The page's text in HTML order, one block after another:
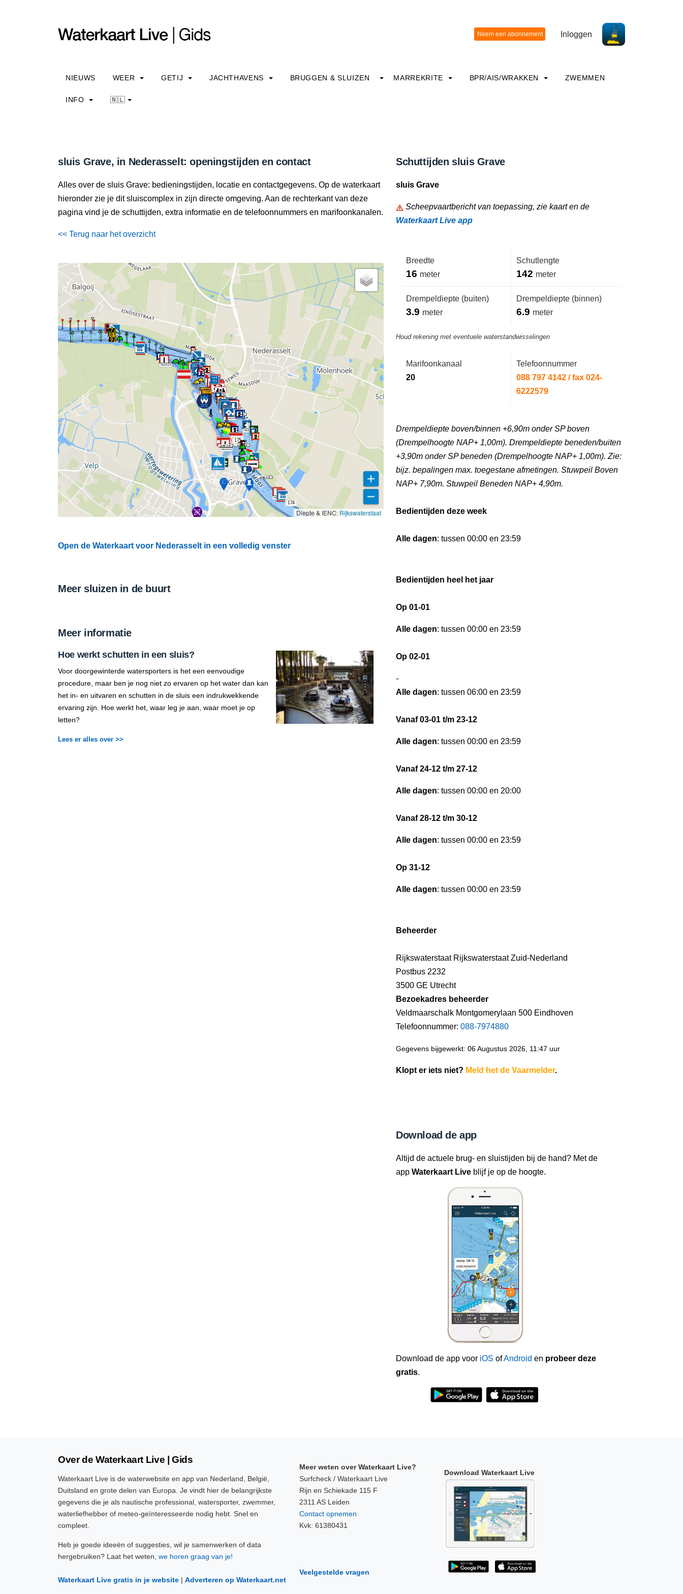
Inloggen
NIEUWS WEER GETIJ JACHTHAVENS BRUGGEN & SLUIZEN MARREKRITE BPR/AIS/WRAKKEN ZWEMMEN
INFO 🇳🇱
sluis Grave, in Nederasselt: openingstijden en contact
Alles over de sluis Grave: bedieningstijden, locatie en contactgegevens. Op de waterkaart
hieronder zie je dit sluiscomplex in zijn directe omgeving. Aan de rechterkant van deze
pagina vind je de schuttijden, extra informatie en de telefoonnummers en marifoonkanalen.
<< Terug naar het overzicht
174
177
176
175
Diepte & IENC: Rijkswaterstaat
Open de Waterkaart voor Nederasselt in een volledig venster
Meer sluizen in de buurt
Meer informatie
Hoe werkt schutten in een sluis?
Voor doorgewinterde watersporters is het een eenvoudige
procedure, maar ben je nog niet zo ervaren op het water dan kan
het in- en uitvaren en schutten in de sluis een indrukwekkende
ervaring zijn. Hoe werkt het, waar leg je aan, waar moet je op
letten?
Lees er alles over >>
Schuttijden sluis Grave
sluis Grave
Scheepvaartbericht van toepassing, zie kaart en de
Waterkaart Live app
Breedte
16 meter
Schutlengte
142 meter
Drempeldiepte (buiten)
3.9 meter
Drempeldiepte (binnen)
6.9 meter
Houd rekening met eventuele waterstandwisselingen
Marifoonkanaal
20
Telefoonnummer
088 797 4142 / fax 024-
6222579
Drempeldiepte boven/binnen +6,90m onder SP boven
(Drempelhoogte NAP+ 1,00m). Drempeldiepte beneden/buiten
+3,90m onder SP beneden (Drempelhoogte NAP+ 1,00m). Zie:
bijz. bepalingen max. toegestane afmetingen. Stuwpeil Boven
NAP+ 7,90m. Stuwpeil Beneden NAP+ 4,90m.
Bedientijden deze week
Alle dagen: tussen 00:00 en 23:59
Bedientijden heel het jaar
Op 01-01
Alle dagen: tussen 00:00 en 23:59
Op 02-01
-
Alle dagen: tussen 06:00 en 23:59
Vanaf 03-01 t/m 23-12
Alle dagen: tussen 00:00 en 23:59
Vanaf 24-12 t/m 27-12
Alle dagen: tussen 00:00 en 20:00
Vanaf 28-12 t/m 30-12
Alle dagen: tussen 00:00 en 23:59
Op 31-12
Alle dagen: tussen 00:00 en 23:59
Beheerder
Rijkswaterstaat Rijkswaterstaat Zuid-Nederland
Postbus 2232
3500 GE Utrecht
Bezoekadres beheerder
Veldmaarschalk Montgomerylaan 500 Eindhoven
Telefoonnummer: 088-7974880
Gegevens bijgewerkt: 06 Augustus 2026, 11:47 uur
Klopt er iets niet? Meld het de Vaarmelder.
Download de app
Altijd de actuele brug- en sluistijden bij de hand? Met de
app Waterkaart Live blijf je op de hoogte.
Download de app voor iOS ofAndroid en probeer deze
gratis.
Over de Waterkaart Live | Gids
Waterkaart Live is de waterwebsite en app van Nederland, België,
Duitsland en grote delen van Europa. Je vindt hier de belangrijkste
gegevens die je als nautische professional, watersporter, zwemmer,
waterliefhebber of meteo-geïnteresseerde nodig hebt. Snel en
compleet.
Heb je goede ideeën of suggesties, wil je samenwerken of data
hergebruiken? Laat het weten, we horen graag van je!
Waterkaart Live gratis in je website | Adverteren op Waterkaart.net
Meer weten over Waterkaart Live?
Surfcheck / Waterkaart Live
Rijn en Schiekade 115 F
2311 AS Leiden
Contact opnemen
Kvk: 61380431
Veelgestelde vragen
Download Waterkaart Live